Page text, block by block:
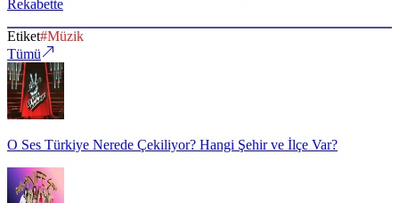
Rekabette
Etiket#Müzik
Tümü
O Ses Türkiye Nerede Çekiliyor? Hangi Şehir ve İlçe Var?